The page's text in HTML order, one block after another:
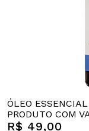
ÓLEO
PRODUTO COM
R$ 49,00